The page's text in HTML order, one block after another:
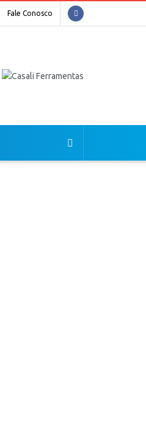
Fale Conosco